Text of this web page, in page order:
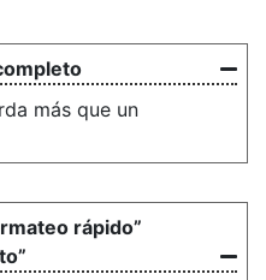
más que un
rápido”